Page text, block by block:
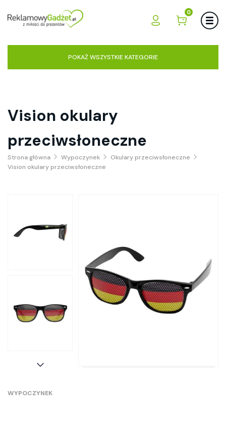
0
POKAŻ WSZYSTKIE KATEGORIE
Vision okulary
przeciwsłoneczne
Strona główna Wypoczynek
Okulary przeciwsłoneczne
Vision okulary przeciwsłoneczne
WYPOCZYNEK